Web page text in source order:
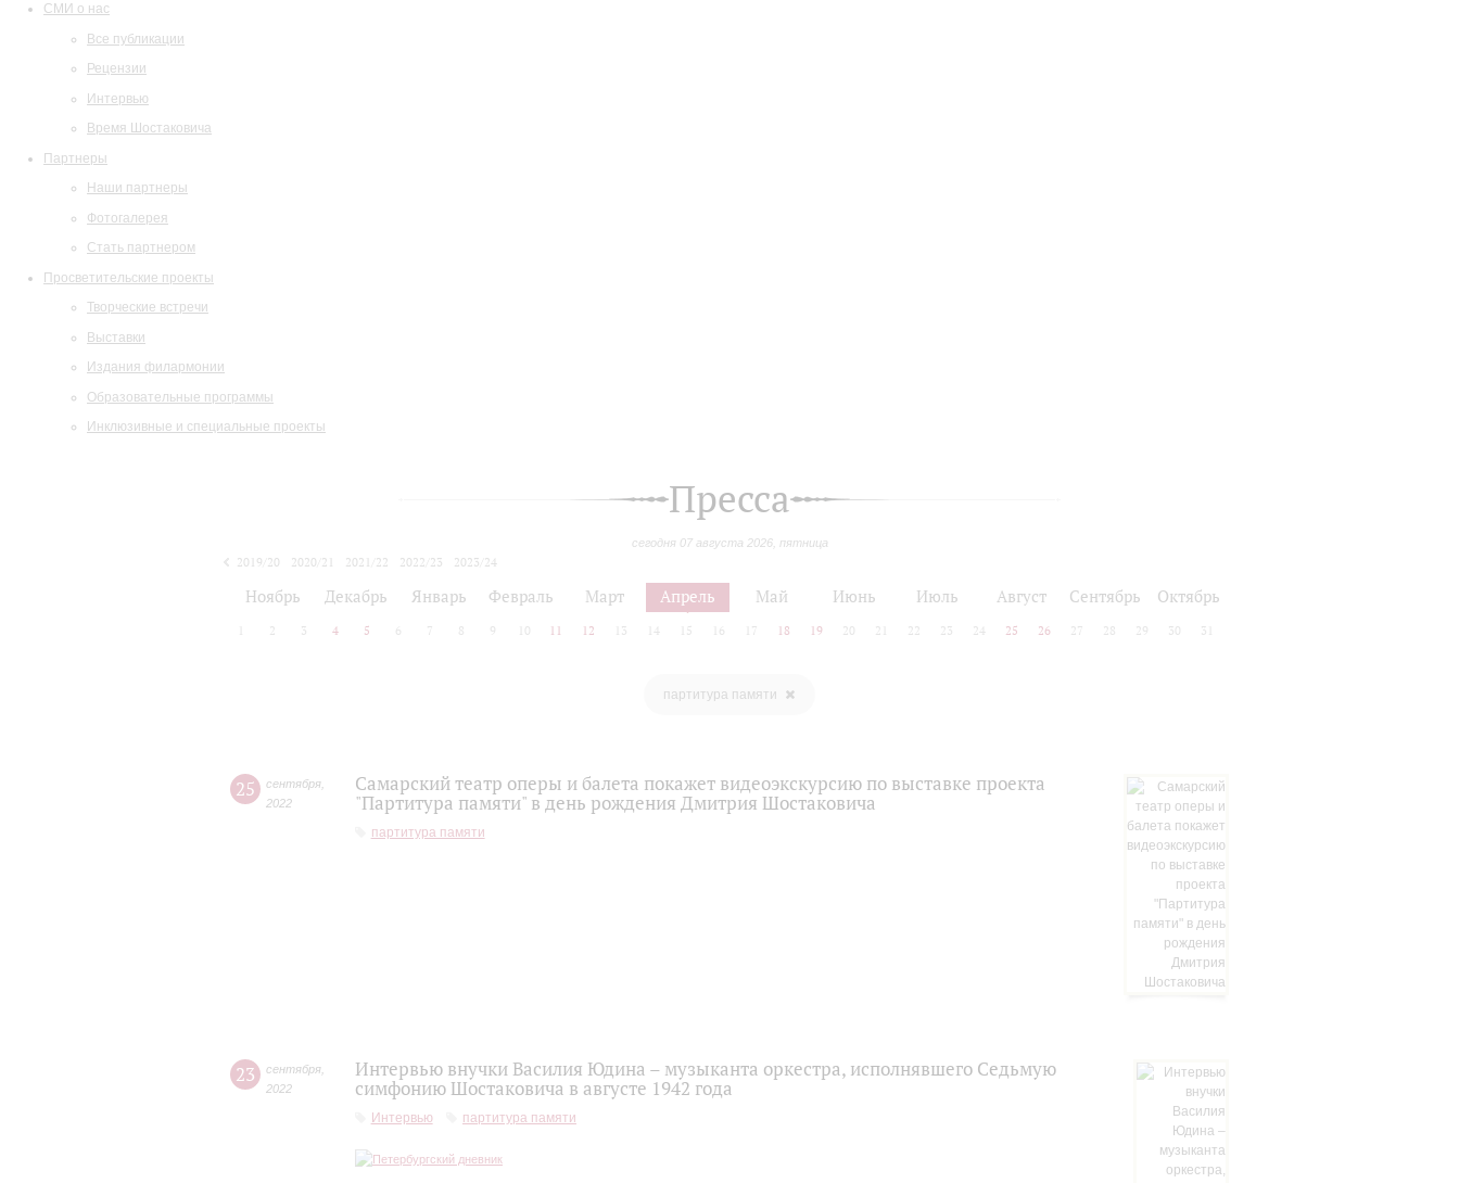
СМИ о нас
Все публикации
Рецензии
Интервью
Время Шостаковича
Партнеры
Наши партнеры
Фотогалерея
Стать партнером
Просветительские проекты
Творческие встречи
Выставки
Издания филармонии
Образовательные программы
Инклюзивные и специальные проекты
Пресса
сегодня 07 августа 2026, пятница
2019/20 2020/21 2021/22 2022/23
2023/24
Ноябрь Декабрь Январь Февраль Март Апрель Май Июнь Июль Август Сентябрь Октябрь
2 3 4 5 6 7 8 9 10 11 12 13 14 15 16 17 18 19 20 21 22 23 24 25 26 27 28 29 30 31
партитура памяти
25 сентября
2022
Самарский театр оперы и балета покажет видеоэкскурсию по выставке проекта
"Партитура памяти" в день рождения Дмитрия Шостаковича
партитура памяти
23 сентября
2022
Интервью внучки Василия Юдина – музыканта оркестра, исполнявшего Седьмую
симфонию Шостаковича в августе 1942 года
Интервью партитура памяти